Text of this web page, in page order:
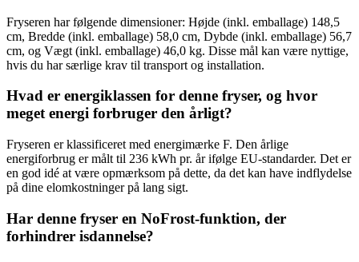
Fryseren har følgende dimensioner: Højde (inkl. emballage) 148,5
cm, Bredde (inkl. emballage) 58,0 cm, Dybde (inkl. emballage) 56,7
cm, og Vægt (inkl. emballage) 46,0 kg. Disse mål kan være nyttige,
hvis du har særlige krav til transport og installation.
Hvad er energiklassen for denne fryser, og hvor
meget energi forbruger den årligt?
Fryseren er klassificeret med energimærke F. Den årlige
energiforbrug er målt til 236 kWh pr. år ifølge EU-standarder. Det er
en god idé at være opmærksom på dette, da det kan have indflydelse
på dine elomkostninger på lang sigt.
Har denne fryser en NoFrost-funktion, der
forhindrer isdannelse?